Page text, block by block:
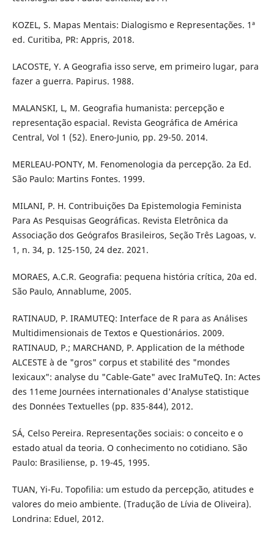
KOZEL, S. Mapas Mentais: Dialogismo e Representações. 1ª
ed. Curitiba, PR: Appris, 2018.
LACOSTE, Y. A Geografia isso serve, em primeiro lugar, para
fazer a guerra. Papirus. 1988.
MALANSKI, L, M. Geografia humanista: percepção e
representação espacial. Revista Geográfica de América
Central, Vol 1 (52). Enero-Junio, pp. 29-50. 2014.
MERLEAU-PONTY, M. Fenomenologia da percepção. 2a Ed.
São Paulo: Martins Fontes. 1999.
MILANI, P. H. Contribuições Da Epistemologia Feminista
Para As Pesquisas Geográficas. Revista Eletrônica da
Associação dos Geógrafos Brasileiros, Seção Três Lagoas, v.
1, n. 34, p. 125-150, 24 dez. 2021.
MORAES, A.C.R. Geografia: pequena história crítica, 20a ed.
São Paulo, Annablume, 2005.
RATINAUD, P. IRAMUTEQ: Interface de R para as Análises
Multidimensionais de Textos e Questionários. 2009.
RATINAUD, P.; MARCHAND, P. Application de la méthode
ALCESTE à de "gros" corpus et stabilité des "mondes
lexicaux": analyse du "Cable-Gate" avec IraMuTeQ. In: Actes
des 11eme Journées internationales d'Analyse statistique
des Données Textuelles (pp. 835-844), 2012.
SÁ, Celso Pereira. Representações sociais: o conceito e o
estado atual da teoria. O conhecimento no cotidiano. São
Paulo: Brasiliense, p. 19-45, 1995.
TUAN, Yi-Fu. Topofilia: um estudo da percepção, atitudes e
valores do meio ambiente. (Tradução de Lívia de Oliveira).
Londrina: Eduel, 2012.